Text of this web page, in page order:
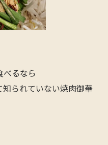
べるなら
られていない焼肉御華